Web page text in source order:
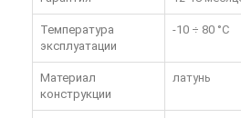
Температура
эксплуатации
-10 ÷ 80 °C
Материал
конструкции
латунь